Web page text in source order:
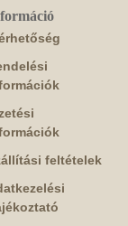
feltételek